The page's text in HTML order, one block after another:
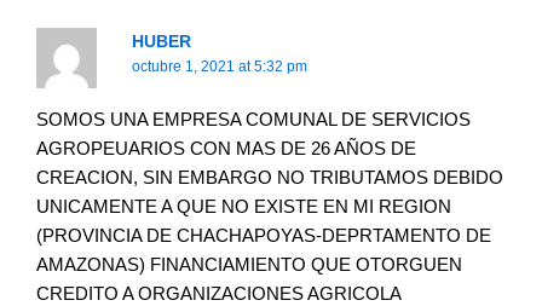
HUBER
octubre 1, 2021 at 5:32 pm
SOMOS UNA EMPRESA COMUNAL DE SERVICIOS
AGROPEUARIOS CON MAS DE 26 AÑOS DE
CREACION, SIN EMBARGO NO TRIBUTAMOS DEBIDO
UNICAMENTE A QUE NO EXISTE EN MI REGION
(PROVINCIA DE CHACHAPOYAS-DEPRTAMENTO DE
AMAZONAS) FINANCIAMIENTO QUE OTORGUEN
CREDITO A ORGANIZACIONES AGRICOLA